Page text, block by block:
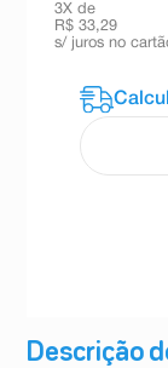
Descrição
3X de
R$ 33,29
s/ juros no